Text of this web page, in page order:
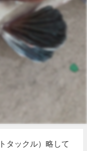
タックル）略して